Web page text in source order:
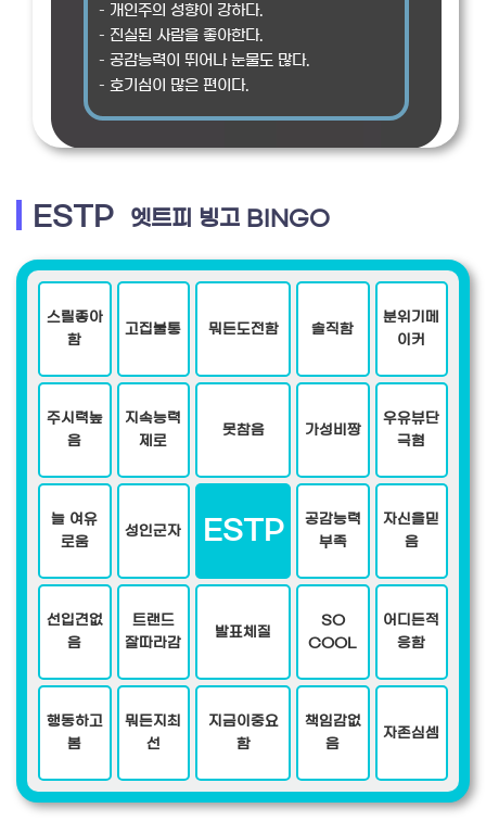
– 개인주의 성향이 강하다.
– 진실된 사람을 좋아한다.
– 공감능력이 뛰어나 눈물도 많다.
– 호기심이 많은 편이다.
ESTP 엣트피 빙고 BINGO
스릴좋아
함
고집불통 뭐든도전함 솔직함
분위기메
이커
주시력높
음
지속능력
제로
못참음 가성비짱
우유뷰단
극혐
늘 여유
로움
성인군자 ESTP
공감능력
부족
자신을믿
음
선입견없
음
트랜드
잘따라감
발표체질
SO
COOL
어디든적
응함
행동하고
봄
뭐든지최
선
지금이중요
함
책임감없
음
자존심셈